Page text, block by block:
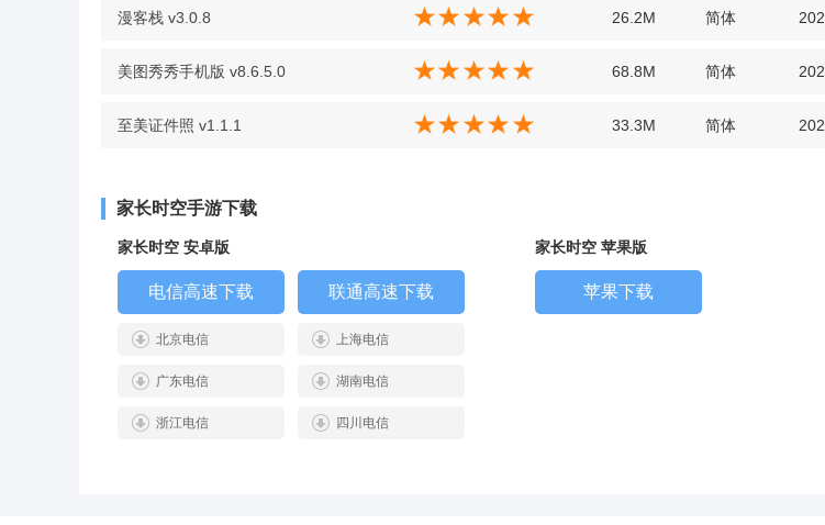
漫客栈 v3.0.8 26.2M 简体
美图秀秀手机版 v8.6.5.0 68.8M 简体
至美证件照 v1.1.1 33.3M 简体
家长时空手游下载
家长时空 安卓版
电信高速下载 联通高速下载
北京电信 上海电信
广东电信 湖南电信
浙江电信 四川电信
家长时空 苹果版
苹果下载